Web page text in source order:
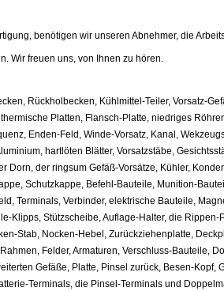
benötigen wir unseren Abnehmer, die
Wir freuen uns, von Ihnen zu hören.
Rückholbecken, Kühlmittel-Teiler, Vorsatz-
Platten, Flansch-Platte, niedriges
Enden-Feld, Winde-Vorsatz, Kanal,
hartlöten Blätter, Vorsatzstäbe,
Dorn, der ringsum Gefäß-Vorsätze, Kühler,
Schutzkappe, Befehl-Bauteile, Munition-
Terminals, Verbinder, elektrische Bauteile,
Klipps, Stützscheibe, Auflage-Halter, die
Stab, Nocken-Hebel, Zurückziehenplatte,
Felder, Armaturen, Verschluss-Bauteile,
Gefäße, Platte, Pinsel zurück, Besen-Kopf,
Terminals, die Pinsel-Terminals und